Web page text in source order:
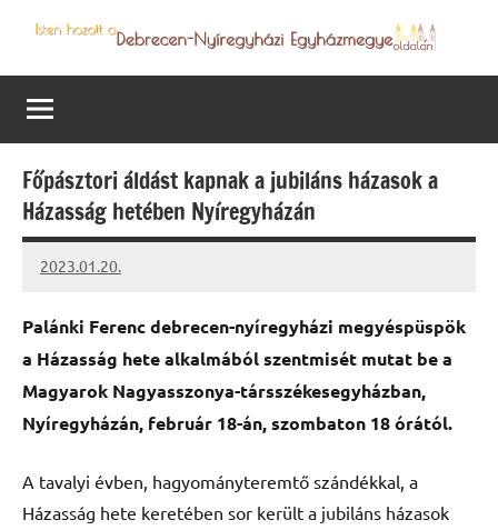
content
Debrecen-
Nyíregyházi
Egyházmegye
programjai
Főpásztori áldást kapnak a jubiláns házasok a
Házasság hetében Nyíregyházán
2023.01.20.
kovacs.agi
Palánki Ferenc debrecen-nyíregyházi megyéspüspök
a Házasság hete alkalmából szentmisét mutat be a
Magyarok Nagyasszonya-társszékesegyházban,
Nyíregyházán, február 18-án, szombaton 18 órától.
A tavalyi évben, hagyományteremtő szándékkal, a
Házasság hete keretében sor került a jubiláns házasok